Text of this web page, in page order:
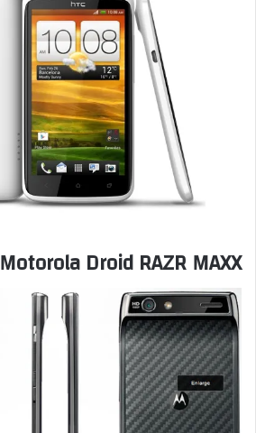
Motorola Droid RAZR MAXX